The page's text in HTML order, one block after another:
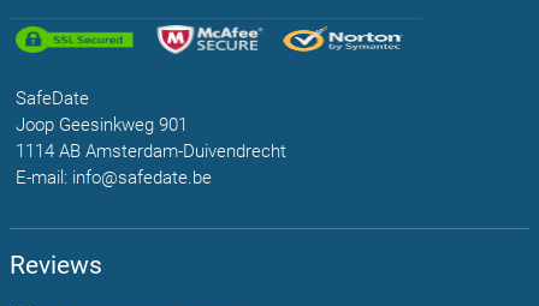
SafeDate
Joop Geesinkweg 901
1114 AB Amsterdam-Duivendrecht
E-mail: info@safedate.be
Reviews